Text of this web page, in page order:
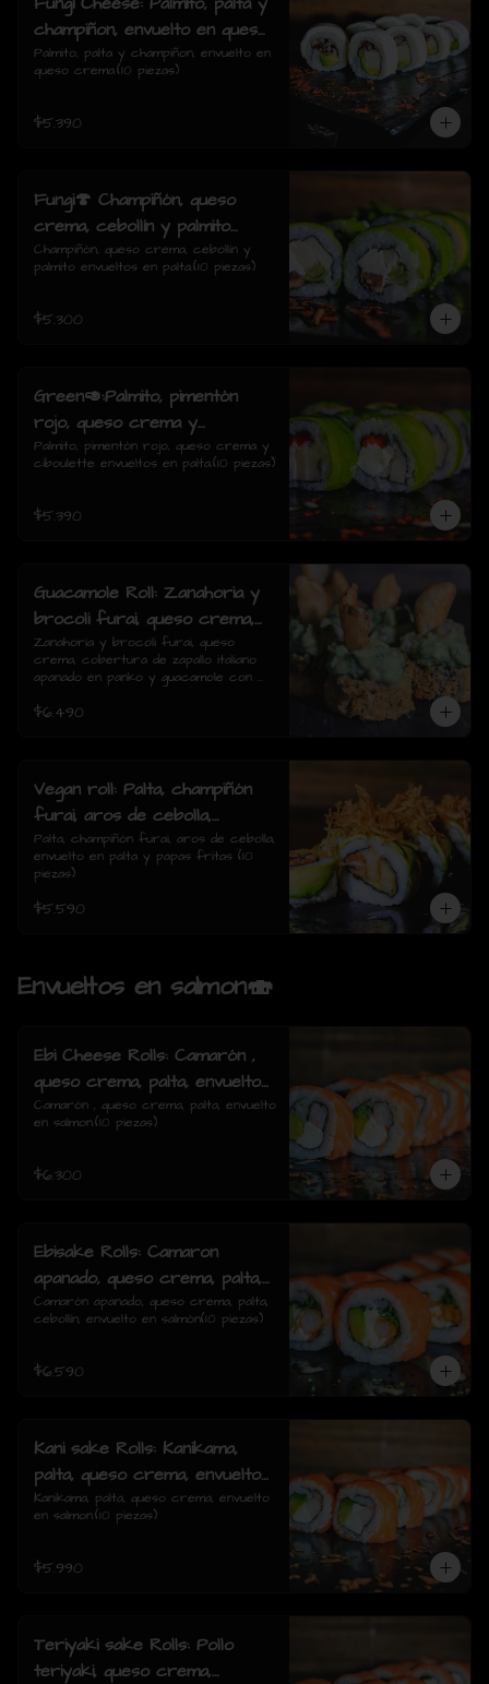
champiñon, envuelto en queso
crema.
Palmito, palta y champiñon, envuelto en
queso crema.(10 piezas)
$5.390
Fungi🍄 Champiñón, queso
crema, cebollín y palmito
envueltos en palta.
Champiñón, queso crema, cebollín y
palmito envueltos en palta.(10 piezas)
$5.300
Green🥑:Palmito, pimentón
rojo, queso crema y
ciboulette envueltos en palta.
Palmito, pimentón rojo, queso crema y
ciboulette envueltos en palta.(10 piezas)
$5.390
Guacamole Roll: Zanahoria y
brocoli furai, queso crema,
cobertura de zapallo italiano
apanado en panko y
(8 piezas)
Zanahoria y brocoli furai, queso
crema, cobertura de zapallo italiano
apanado en panko y guacamole con
$6.490
Vegan roll: Palta, champiñón
furai, aros de cebolla,
envuelto en palta y papas
fritas (10 piezas)
Palta, champiñón furai, aros de cebolla,
envuelto en palta y papas fritas (10
piezas)
$5.590
Envueltos en salmon🍣
Ebi Cheese Rolls: Camarón ,
queso crema, palta, envuelto
en salmon.
Camarón , queso crema, palta, envuelto
en salmon.(10 piezas)
$6.300
Ebisake Rolls: Camaron
apanado, queso crema, palta,
cebollin, envuelto en salmon
Camarón apanado, queso crema, palta,
cebollín, envuelto en salmón(10 piezas)
$6.590
Kani sake Rolls: Kanikama,
palta, queso crema, envuelto
en salmon.
Kanikama, palta, queso crema, envuelto
en salmon.(10 piezas)
$5.990
Teriyaki sake Rolls: Pollo
teriyaki, queso crema,